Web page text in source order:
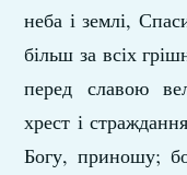
неба і землі,
більш за всіх
перед славою
хрест і
Богу, приношу;